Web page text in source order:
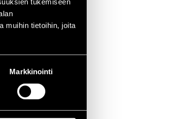
tukemiseen
muihin tietoihin, joita
Markkinointi